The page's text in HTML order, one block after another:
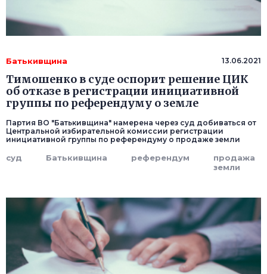
Батькивщина 13.06.2021
Тимошенко в суде оспорит решение ЦИК
об отказе в регистрации инициативной
группы по референдуму о земле
Партия ВО "Батькивщина" намерена через суд добиваться от
Центральной избирательной комиссии регистрации
инициативной группы по референдуму о продаже земли
суд Батькивщина референдум
продажа
земли